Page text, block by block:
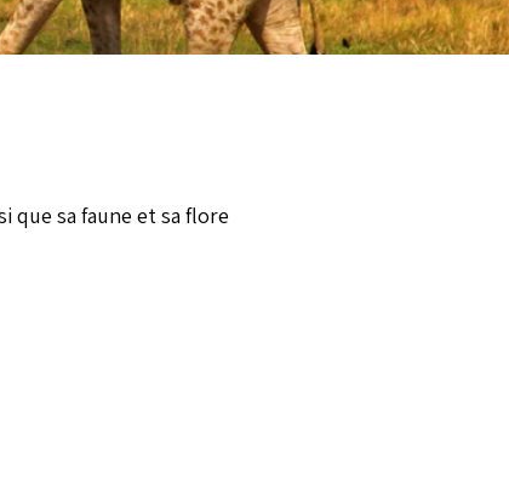
que sa faune et sa flore